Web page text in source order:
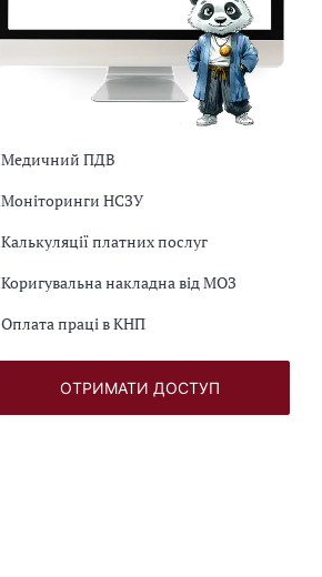
Медичний ПДВ
Моніторинги НСЗУ
Калькуляції платних послуг
Коригувальна накладна від МОЗ
Оплата праці в КНП
ОТРИМАТИ ДОСТУП